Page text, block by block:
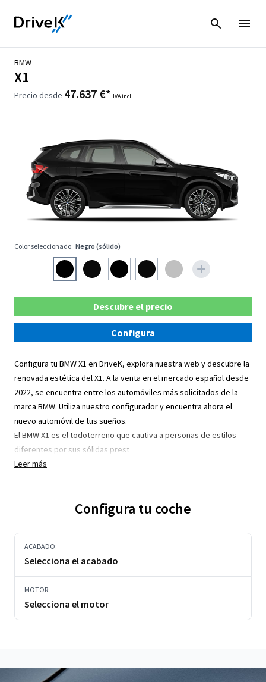
BMW
X1
Precio desde 47.637 €* IVA incl.
Color seleccionado: Negro (sólido)
Descubre el precio
Configura
Configura tu BMW X1 en DriveK, explora nuestra web y descubre la
renovada estética del X1. A la venta en el mercado español desde
2022, se encuentra entre los automóviles más solicitados de la
marca BMW. Utiliza nuestro configurador y encuentra ahora el
nuevo automóvil de tus sueños.
El BMW X1 es el todoterreno que cautiva a personas de estilos
diferentes por sus sólidas prest
Leer más
Configura tu coche
ACABADO:
Selecciona el acabado
MOTOR:
Selecciona el motor